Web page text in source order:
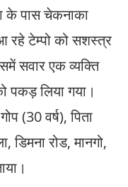
के पास चेकनाका
रहे टेम्पो को सशस्त्र
सवार एक व्यक्ति
पकड़ लिया गया।
(30 वर्ष), पिता
डिमना रोड, मानगो,